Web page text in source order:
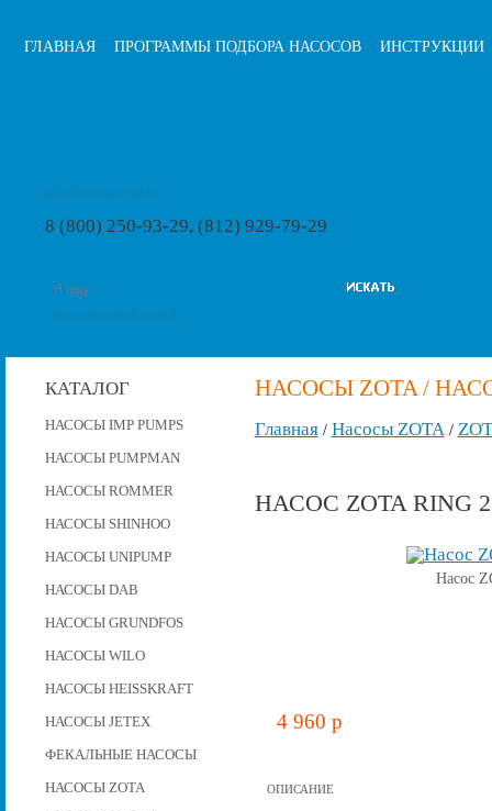
ГЛАВНАЯ ПРОГРАММЫ ПОДБОРА НАСОСОВ ИНСТРУКЦИИ
8 (800) 250-93-29, (812) 929-79-29
КАТАЛОГ
НАСОСЫ IMP PUMPS
НАСОСЫ PUMPMAN
НАСОСЫ ROMMER
НАСОСЫ SHINHOO
НАСОСЫ UNIPUMP
НАСОСЫ DAB
НАСОСЫ GRUNDFOS
НАСОСЫ WILO
НАСОСЫ HEISSKRAFT
НАСОСЫ JETEX
ФЕКАЛЬНЫЕ НАСОСЫ
НАСОСЫ ZOTA
НАСОСЫ ZOTA /
Главная/ Насосы ZOTA /
НАСОС ZOTA RING
Насос
4 960 p
ОПИСАНИЕ